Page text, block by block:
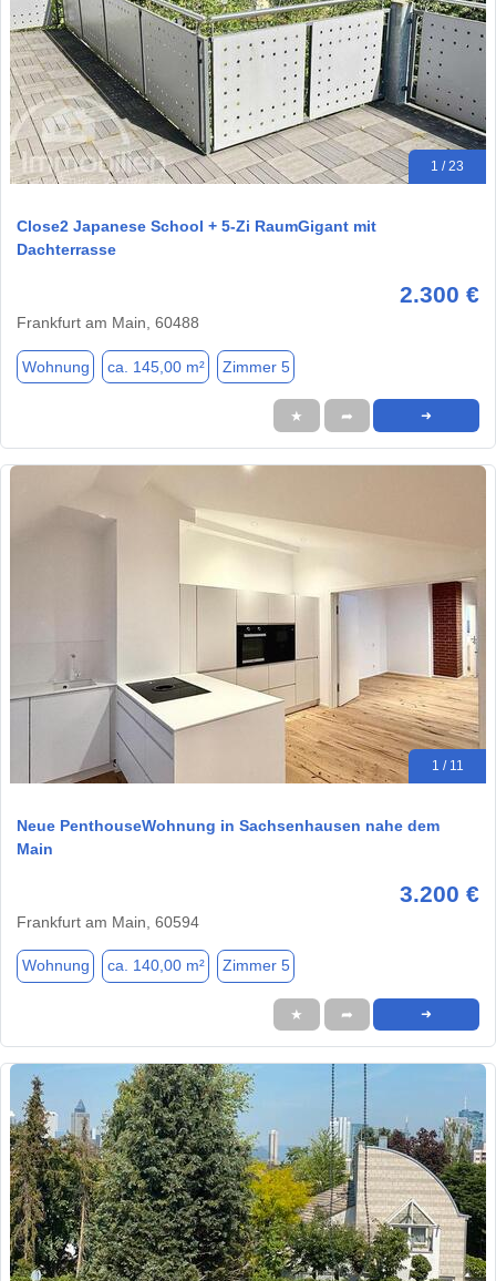
1 / 23
Close2 Japanese School + 5-Zi RaumGigant mit
Dachterrasse
2.300 €
Frankfurt am Main, 60488
Wohnung ca. 145,00 m² Zimmer 5
★ ➦ ➜
1 / 11
Neue PenthouseWohnung in Sachsenhausen nahe dem
Main
3.200 €
Frankfurt am Main, 60594
Wohnung ca. 140,00 m² Zimmer 5
★ ➦ ➜